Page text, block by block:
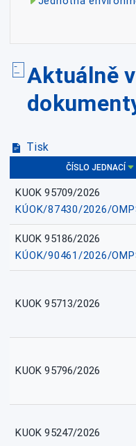
Aktuálně
Tisk
ČÍSLO JEDNACÍ
KUOK 95709/2026
KÚOK/87430/2026/
KUOK 95186/2026
KÚOK/90461/2026/
KUOK 95713/2026
KUOK 95796/2026
KUOK 95247/2026